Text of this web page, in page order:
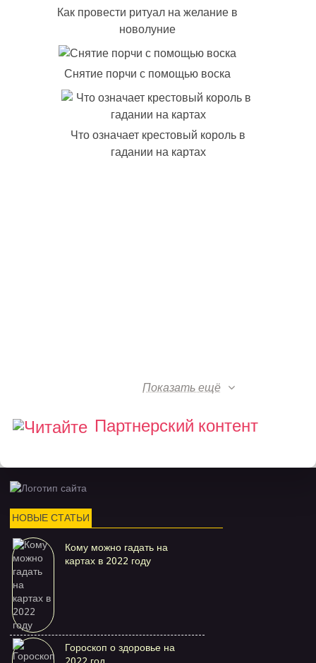
Как провести ритуал на желание в
новолуние
Снятие порчи с помощью воска
Что означает крестовый король в
гадании на картах
Показать ещё
Партнерский контент
НОВЫЕ СТАТЬИ
Кому можно гадать на
картах в 2022 году
Гороскоп о здоровье на
2022 год